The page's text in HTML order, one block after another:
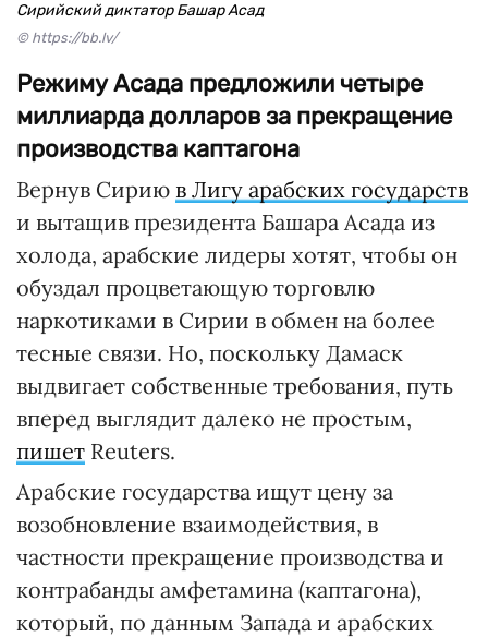
Сирийский диктатор Башар Асад
© https://bb.lv/
Режиму Асада предложили четыре
миллиарда долларов за прекращение
производства каптагона
Вернув Сирию в Лигу арабских государств
и вытащив президента Башара Асада из
холода, арабские лидеры хотят, чтобы он
обуздал процветающую торговлю
наркотиками в Сирии в обмен на более
тесные связи. Но, поскольку Дамаск
выдвигает собственные требования, путь
вперед выглядит далеко не простым,
пишет Reuters.
Арабские государства ищут цену за
возобновление взаимодействия, в
частности прекращение производства и
контрабанды амфетамина (каптагона),
который, по данным Запада и арабских